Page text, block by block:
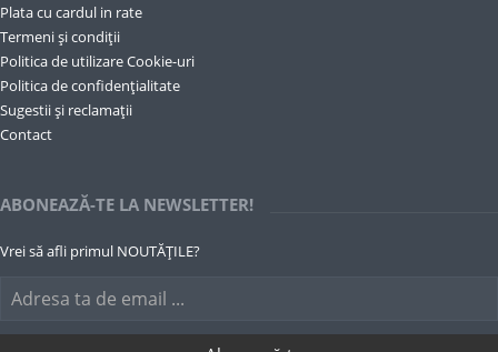
Plata cu cardul in rate
Termeni și condiții
Politica de utilizare Cookie-uri
Politica de confidențialitate
Sugestii și reclamații
Contact
ABONEAZĂ-TE LA NEWSLETTER!
Vrei să afli primul NOUTĂȚILE?